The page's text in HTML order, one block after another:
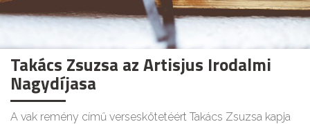
Takács Zsuzsa az Artisjus Irodalmi
Nagydíjasa
A vak remény című verseskötetéért Takács Zsuzsa kapja